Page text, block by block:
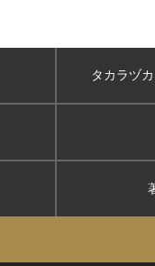
タカラヅ